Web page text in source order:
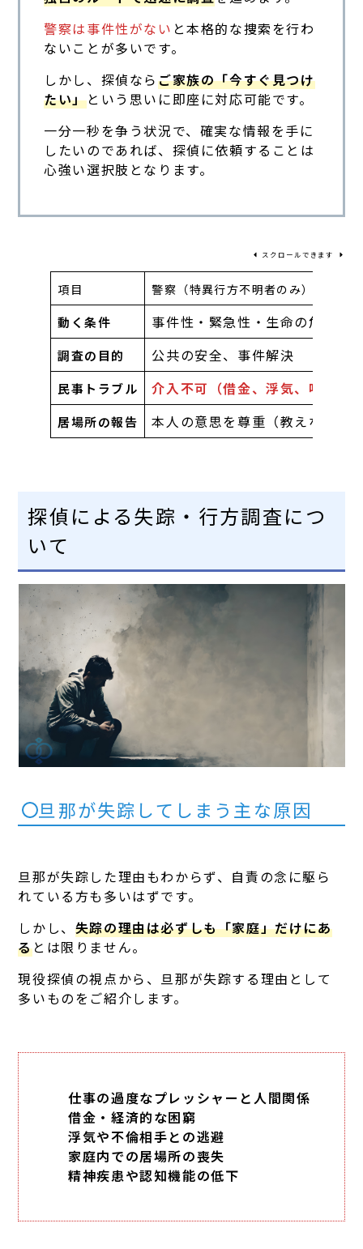
警察は事件性がない と本格的な捜索を行わ
ないことが多いです。
しかし、探偵ならご家族の「今すぐ見つけ
たい」という思いに即座に対応可能です。
一分一秒を争う状況で、確実な情報を手に
したいのであれば、探偵に依頼することは
心強い選択肢となります。
スクロールできます
項目 警察（特異行方不明者のみ）
動く条件 事件性・緊急性・生命の危険
調査の目的 公共の安全、事件解決
民事トラブル 介入不可（借金、浮気、喧嘩）
居場所の報告 本人の意思を尊重（教えない場
探偵による失踪・行方調査につ
いて
旦那が失踪してしまう主な原因
旦那が失踪した理由もわからず、自責の念に駆ら
れている方も多いはずです。
しかし、 失踪の理由は必ずしも「家庭」だけにあ
るとは限りません。
現役探偵の視点から、旦那が失踪する理由として
多いものをご紹介します。
仕事の過度なプレッシャーと人間関係
借金・経済的な困窮
浮気や不倫相手との逃避
家庭内での居場所の喪失
精神疾患や認知機能の低下